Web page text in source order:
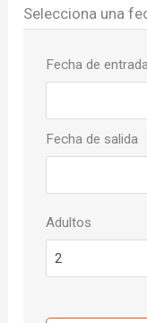
Selecciona una
Fecha de
Fecha de salida
Adultos